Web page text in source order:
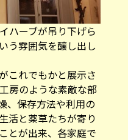
ハーブが吊り下げら
う雰囲気を醸し出し
これでもかと展示さ
房のような素敵な部
、保存方法や利用の
活と薬草たちが寄り
とが出来、各家庭で